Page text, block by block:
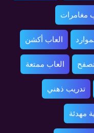
مغامرات
العاب أكشن
العاب ممتعة
تدريب ذهني
مهدئة